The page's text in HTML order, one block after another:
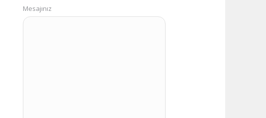
Mesajınız